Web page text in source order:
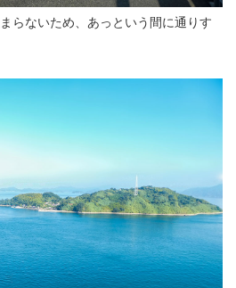
らないため、あっという間に通りす